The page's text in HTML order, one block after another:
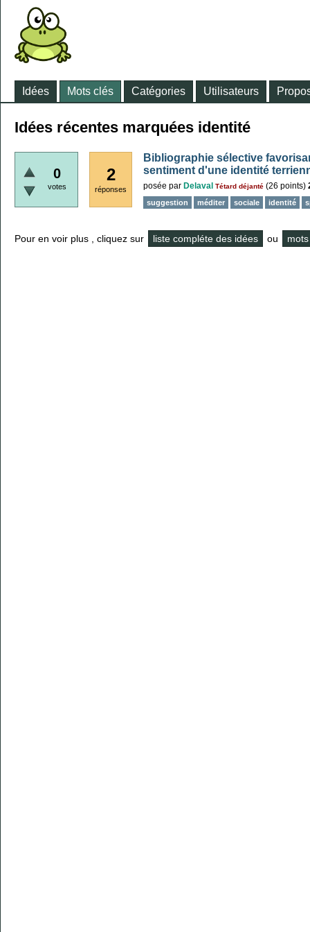
Idées Mots clés Catégories Utilisateurs
Idées récentes marquées identité
0
votes
2
réponses
Bibliographie sélective
sentiment d'une identité
posée par Delaval Tétard déjanté (26 points)
suggestion méditer sociale identité
Pour en voir plus , cliquez sur liste compléte des idées ou